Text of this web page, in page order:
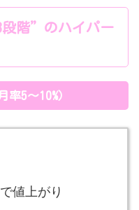
階”のハイパー
5〜10%）
値上がり